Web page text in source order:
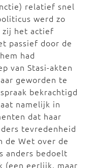
relatief snel
werd zo
zij het actief
passief door de
had
van Stasi-akten
geworden te
bekrachtigd
namelijk in
dat haar
tevredenheid
de Wet over de
anders bedoelt
(een eerlijk, maar